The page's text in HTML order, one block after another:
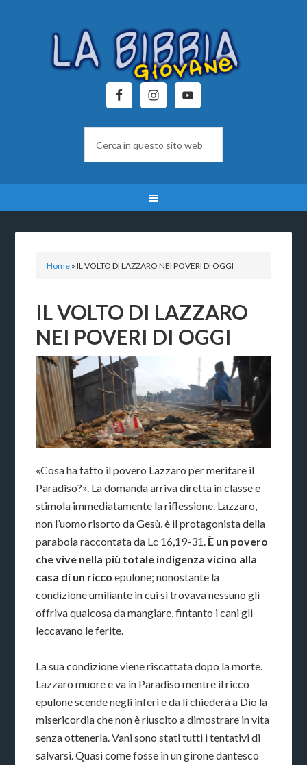
Home »IL VOLTO DI LAZZARO NEI POVERI DI OGGI
IL VOLTO DI LAZZARO
NEI POVERI DI OGGI
«Cosa ha fatto il povero Lazzaro per meritare il
Paradiso?». La domanda arriva diretta in classe e
stimola immediatamente la riflessione. Lazzaro,
non l’uomo risorto da Gesù, è il protagonista della
parabola raccontata da Lc 16,19-31. È un povero
che vive nella più totale indigenza vicino alla
casa di un ricco epulone; nonostante la
condizione umiliante in cui si trovava nessuno gli
offriva qualcosa da mangiare, fintanto i cani gli
leccavano le ferite.
La sua condizione viene riscattata dopo la morte.
Lazzaro muore e va in Paradiso mentre il ricco
epulone scende negli inferi e da lì chiederà a Dio la
misericordia che non è riuscito a dimostrare in vita
senza ottenerla. Vani sono stati tutti i tentativi di
salvarsi. Quasi come fosse in un girone dantesco